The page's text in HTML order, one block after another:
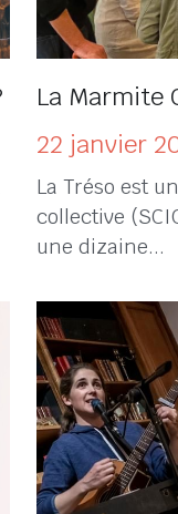
La Marmite
22 janvier
collective
une dizaine...